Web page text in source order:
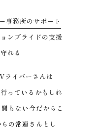
事務所のサポート
ンブライドの支援
れる
イバーさんは
っているかもしれ
もない今だからこ
の常連さんとし